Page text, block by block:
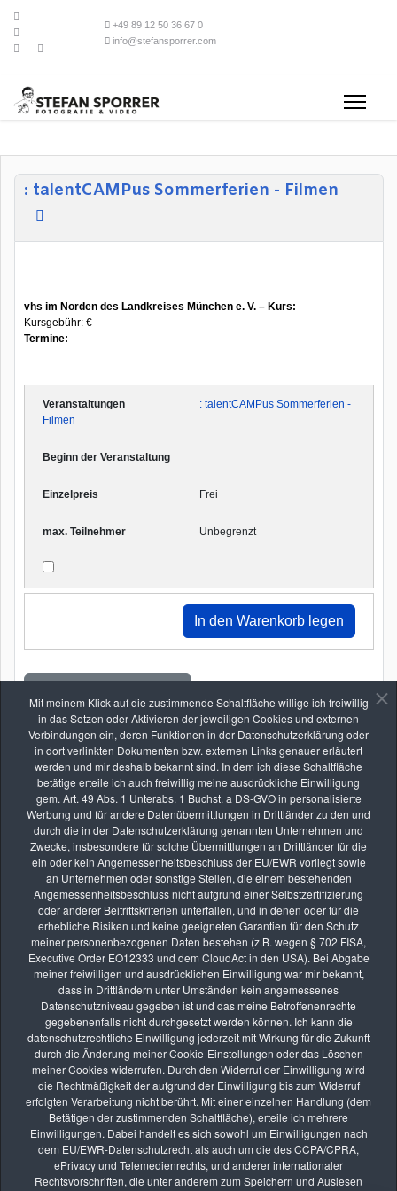
Mit meinem Klick auf die zustimmende Schaltfläche willige ich freiwillig
in das Setzen oder Aktivieren der jeweiligen Cookies und externen
Verbindungen ein, deren Funktionen in der Datenschutzerklärung oder
in dort verlinkten Dokumenten bzw. externen Links genauer erläutert
werden und mir deshalb bekannt sind. In dem ich diese Schaltfläche
betätige erteile ich auch freiwillig meine ausdrückliche Einwilligung
gem. Art. 49 Abs. 1 Unterabs. 1 Buchst. a DS-GVO in personalisierte
Werbung und für andere Datenübermittlungen in Drittländer zu den und
durch die in der Datenschutzerklärung genannten Unternehmen und
Zwecke, insbesondere für solche Übermittlungen an Drittländer für die
ein oder kein Angemessenheitsbeschluss der EU/EWR vorliegt sowie
an Unternehmen oder sonstige Stellen, die einem bestehenden
Angemessenheitsbeschluss nicht aufgrund einer Selbstzertifizierung
oder anderer Beitrittskriterien unterfallen, und in denen oder für die
erhebliche Risiken und keine geeigneten Garantien für den Schutz
meiner personenbezogenen Daten bestehen (z.B. wegen § 702 FISA,
Executive Order EO12333 und dem CloudAct in den USA). Bei Abgabe
meiner freiwilligen und ausdrücklichen Einwilligung war mir bekannt,
dass in Drittländern unter Umständen kein angemessenes
Datenschutzniveau gegeben ist und das meine Betroffenenrechte
gegebenenfalls nicht durchgesetzt werden können. Ich kann die
datenschutzrechtliche Einwilligung jederzeit mit Wirkung für die Zukunft
durch die Änderung meiner Cookie-Einstellungen oder das Löschen
meiner Cookies widerrufen. Durch den Widerruf der Einwilligung wird
die Rechtmäßigkeit der aufgrund der Einwilligung bis zum Widerruf
erfolgten Verarbeitung nicht berührt. Mit einer einzelnen Handlung (dem
Betätigen der zustimmenden Schaltfläche), erteile ich mehrere
Einwilligungen. Dabei handelt es sich sowohl um Einwilligungen nach
dem EU/EWR-Datenschutzrecht als auch um die des CCPA/CPRA,
ePrivacy und Telemedienrechts, und anderer internationaler
Rechtsvorschriften, die unter anderem zum Speichern und Auslesen
+49 89 12 50 36 67 0
info@stefansporrer.com
: talentCAMPus Sommerferien - Filmen
vhs im Norden des Landkreises München e. V. – Kurs:
Kursgebühr: €
Termine:
: talentCAMPus Sommerferien -
Filmen
Frei
Unbegrenzt
Zurück
Die nächsten Seminare
AUG.
26
Online-Kurs: Lernen durch Bildbesprechung
vhs Kurse
SEP.
09
Online-Kurs: Lernen durch Bildbesprechung
vhs Kurse
SEP.
22
Fotoreise: Fotoreise nach Hamburg – Die Hansestadt im
besten Licht erleben